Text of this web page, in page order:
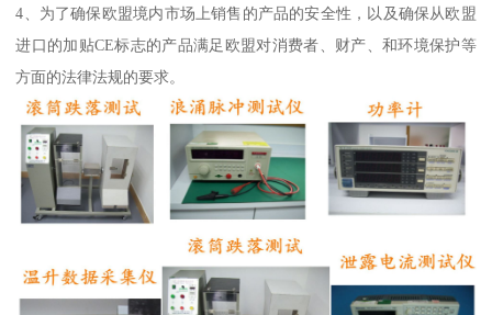
4、为了确保欧盟境内市场上销售的产品的安全性，以及确保从欧盟
进口的加贴CE标志的产品满足欧盟对消费者、财产、和环境保护等
方面的法律法规的要求。